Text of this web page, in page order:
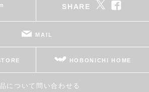
SHARE
MAIL
HOBONICHI HOME
について問い合わせる